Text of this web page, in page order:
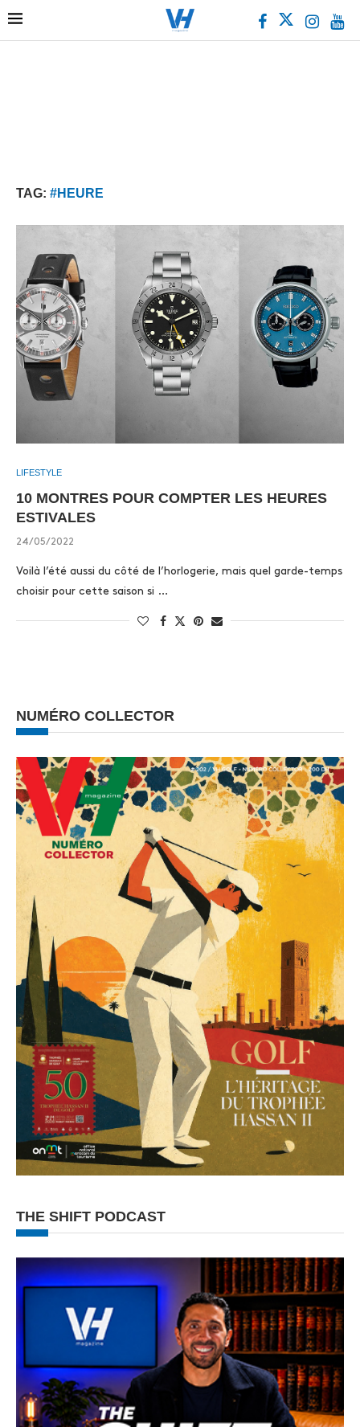
TAG: #HEURE
LIFESTYLE
10 MONTRES POUR COMPTER LES HEURES
ESTIVALES
24/05/2022
Voilà l’été aussi du côté de l’horlogerie, mais quel garde-temps
choisir pour cette saison si …
NUMÉRO COLLECTOR
THE SHIFT PODCAST